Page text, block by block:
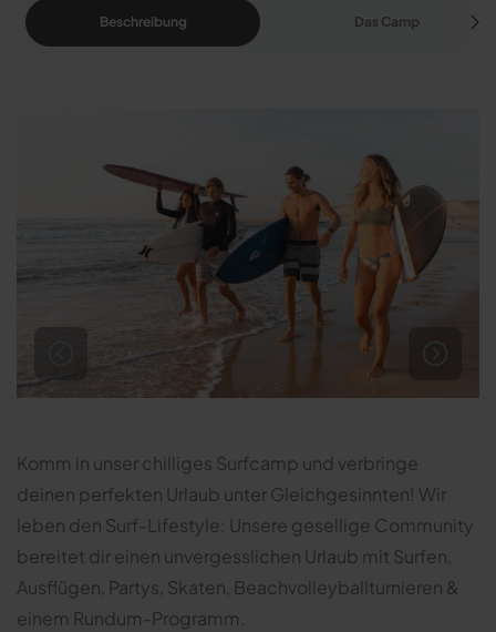
Beschreibung Das Camp
Komm in unser chilliges Surfcamp und verbringe
deinen perfekten Urlaub unter Gleichgesinnten! Wir
leben den Surf-Lifestyle: Unsere gesellige Community
bereitet dir einen unvergesslichen Urlaub mit Surfen,
Ausflügen, Partys, Skaten, Beachvolleyballturnieren &
einem Rundum-Programm.